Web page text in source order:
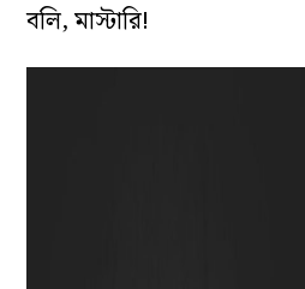
বলি, মাস্টারি!